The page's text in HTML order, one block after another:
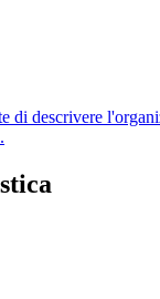
di descrivere